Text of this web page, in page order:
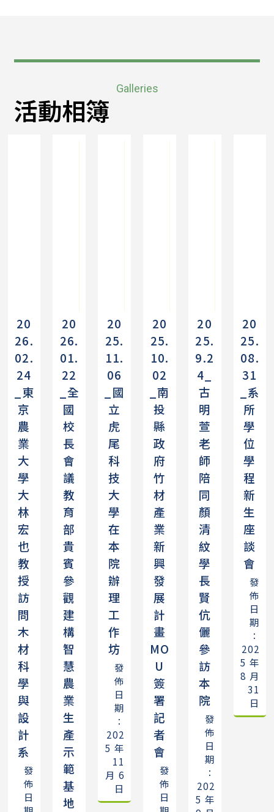
Galleries
活動相簿
20
26.
02.
24
_東
京
農
業
大
學
大
林
宏
也
教
授
訪
問
木
材
科
學
與
設
計
系
發
佈
日
20
26.
01.
22
_全
國
校
長
會
議
教
育
部
貴
賓
參
觀
建
構
智
慧
農
業
生
產
示
範
基
地
20
25.
11.
06
_國
立
虎
尾
科
技
大
學
在
本
院
辦
理
工
作
坊
發
佈
日
期
：
202
5 年
11
月 6
日
20
25.
10.
02
_南
投
縣
政
府
竹
材
產
業
新
興
發
展
計
畫
MO
U
簽
署
記
者
會
發
佈
日
20
25.
9.2
4_
古
明
萱
老
師
陪
同
顏
清
紋
學
長
賢
伉
儷
參
訪
本
院
發
佈
日
期
：
202
5 年
20
25.
08.
31
_系
所
學
位
學
程
新
生
座
談
會
發
佈
日
期
：
202
5 年
8 月
31
日